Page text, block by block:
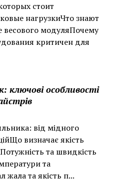
стоит
нагрузкиЧто знают
модуляПочему
критичен для
ключові особливості
від мідного
визначає якість
та швидкість
та
жала та якість п...